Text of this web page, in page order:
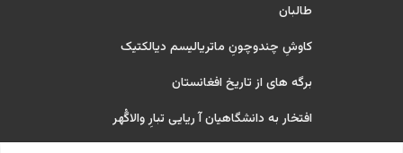
طالبان
کاوشِ چندو‌چونِ ماتریالیسم دیالکتیک
برگه های از تاریخ افغانستان
افتخار به دانشگاهیان آ ریایی تبارِ والاگُهر